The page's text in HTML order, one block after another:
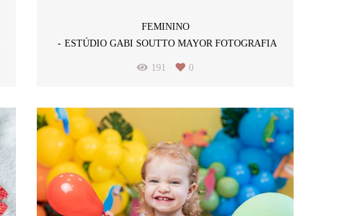
FEMININO
ESTÚDIO GABI SOUTTO MAYOR FOTOGRAFIA
191 0